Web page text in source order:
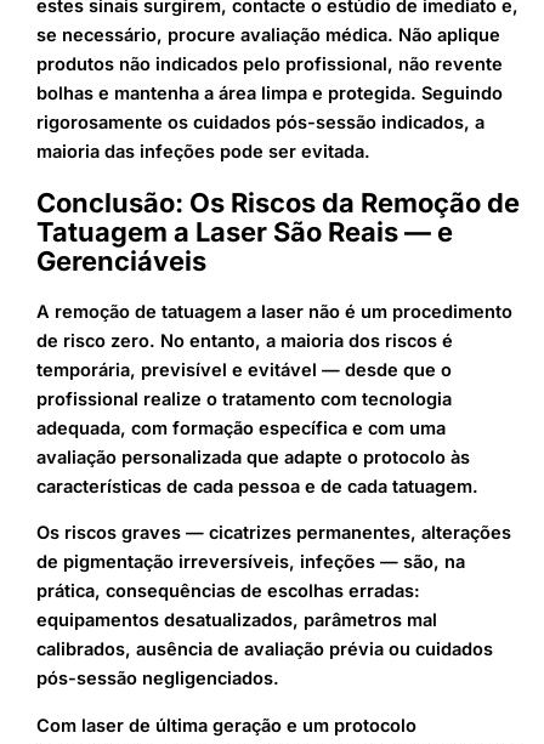
estes sinais surgirem, contacte o estúdio de imediato e,
se necessário, procure avaliação médica. Não aplique
produtos não indicados pelo profissional, não revente
bolhas e mantenha a área limpa e protegida. Seguindo
rigorosamente os cuidados pós-sessão indicados, a
maioria das infeções pode ser evitada.
Conclusão: Os Riscos da Remoção de
Tatuagem a Laser São Reais — e
Gerenciáveis
A remoção de tatuagem a laser não é um procedimento
de risco zero. No entanto, a maioria dos riscos é
temporária, previsível e evitável — desde que o
profissional realize o tratamento com tecnologia
adequada, com formação específica e com uma
avaliação personalizada que adapte o protocolo às
características de cada pessoa e de cada tatuagem.
Os riscos graves — cicatrizes permanentes, alterações
de pigmentação irreversíveis, infeções — são, na
prática, consequências de escolhas erradas:
equipamentos desatualizados, parâmetros mal
calibrados, ausência de avaliação prévia ou cuidados
pós-sessão negligenciados.
Com laser de última geração e um protocolo